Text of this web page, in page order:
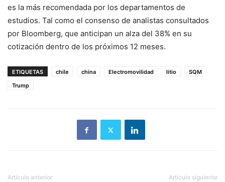
es la más recomendada por los departamentos de
estudios. Tal como el consenso de analistas consultados
por Bloomberg, que anticipan un alza del 38% en su
cotización dentro de los próximos 12 meses.
ETIQUETAS chile china Electromovilidad litio
SQM
Trump
Artículo anterior Artículo siguiente